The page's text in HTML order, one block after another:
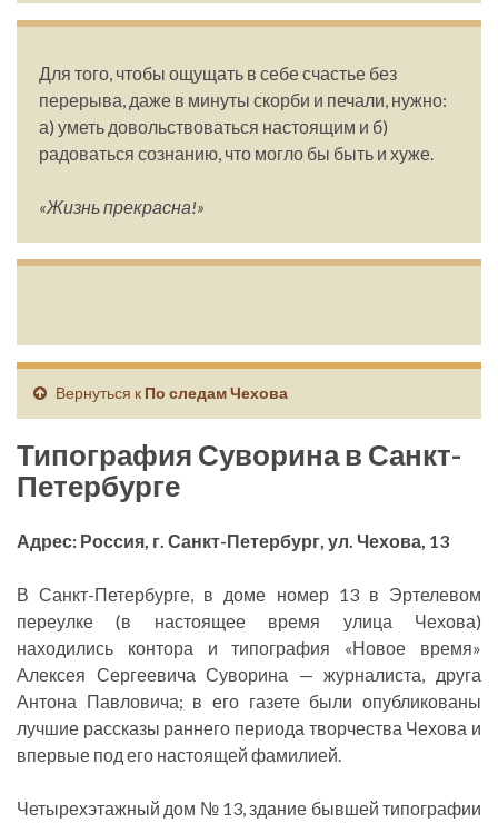
Для того, чтобы ощущать в себе счастье без
перерыва, даже в минуты скорби и печали, нужно:
а) уметь довольствоваться настоящим и б)
радоваться сознанию, что могло бы быть и хуже.
«Жизнь прекрасна!»
Вернуться к По следам Чехова
Типография Суворина в Санкт-
Петербурге
Адрес: Россия, г. Санкт-Петербург, ул. Чехова, 13
В Санкт-Петербурге, в доме номер 13 в Эртелевом
переулке (в настоящее время улица Чехова)
находились контора и типография «Новое время»
Алексея Сергеевича Суворина — журналиста, друга
Антона Павловича; в его газете были опубликованы
лучшие рассказы раннего периода творчества Чехова и
впервые под его настоящей фамилией.
Четырехэтажный дом № 13, здание бывшей типографии